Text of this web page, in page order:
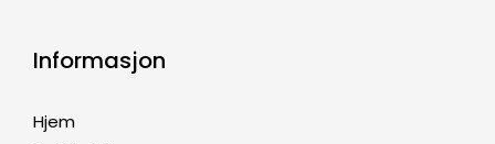
Informasjon
Hjem